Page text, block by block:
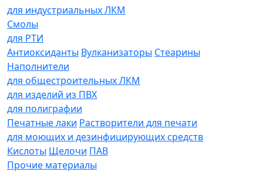
для индустриальных ЛКМ
Смолы
для РТИ
Антиоксиданты Вулканизаторы Стеарины
Наполнители
для общестроительных ЛКМ
для изделий из ПВХ
для полиграфии
Печатные лаки Растворители для печати
для моющих и дезинфицирующих средств
Кислоты Щелочи ПАВ
Прочие материалы